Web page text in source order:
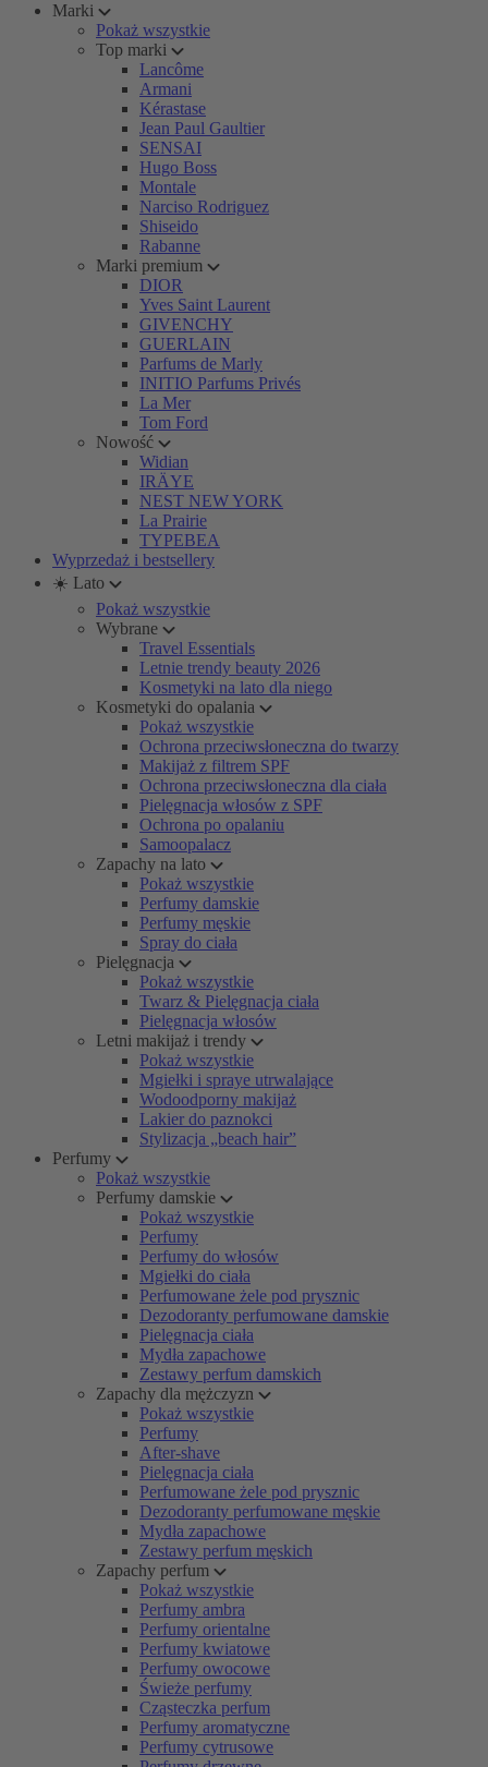
Marki
Pokaż wszystkie
Top marki
Lancôme
Armani
Kérastase
Jean Paul Gaultier
SENSAI
Hugo Boss
Montale
Narciso Rodriguez
Shiseido
Rabanne
Marki premium
DIOR
Yves Saint Laurent
GIVENCHY
GUERLAIN
Parfums de Marly
INITIO Parfums Privés
La Mer
Tom Ford
Nowość
Widian
IRÄYE
NEST NEW YORK
La Prairie
TYPEBEA
Wyprzedaż i bestsellery
☀️ Lato
Pokaż wszystkie
Wybrane
Travel Essentials
Letnie trendy beauty 2026
Kosmetyki na lato dla niego
Kosmetyki do opalania
Pokaż wszystkie
Ochrona przeciwsłoneczna do twarzy
Makijaż z filtrem SPF
Ochrona przeciwsłoneczna dla ciała
Pielęgnacja włosów z SPF
Ochrona po opalaniu
Samoopalacz
Zapachy na lato
Pokaż wszystkie
Perfumy damskie
Perfumy męskie
Spray do ciała
Pielęgnacja
Pokaż wszystkie
Twarz & Pielęgnacja ciała
Pielęgnacja włosów
Letni makijaż i trendy
Pokaż wszystkie
Mgiełki i spraye utrwalające
Wodoodporny makijaż
Lakier do paznokci
Stylizacja „beach hair”
Perfumy
Pokaż wszystkie
Perfumy damskie
Pokaż wszystkie
Perfumy
Perfumy do włosów
Mgiełki do ciała
Perfumowane żele pod prysznic
Dezodoranty perfumowane damskie
Pielęgnacja ciała
Mydła zapachowe
Zestawy perfum damskich
Zapachy dla mężczyzn
Pokaż wszystkie
Perfumy
After-shave
Pielęgnacja ciała
Perfumowane żele pod prysznic
Dezodoranty perfumowane męskie
Mydła zapachowe
Zestawy perfum męskich
Zapachy perfum
Pokaż wszystkie
Perfumy ambra
Perfumy orientalne
Perfumy kwiatowe
Perfumy owocowe
Świeże perfumy
Cząsteczka perfum
Perfumy aromatyczne
Perfumy cytrusowe